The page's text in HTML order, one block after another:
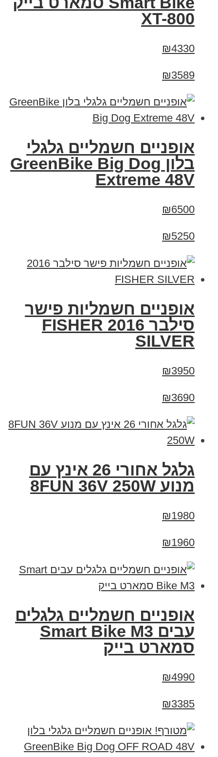
XT-800
₪4330
₪3589
אופניים חשמליים גלגלי
בלון GreenBike Big Dog
Extreme 48V
₪6500
₪5250
אופניים חשמליות פישר
סילבר 2016 FISHER
SILVER
₪3950
₪3690
גלגל אחורי 26 אינץ עם
מנוע 8FUN 36V 250W
₪1980
₪1960
אופניים חשמליים גלגלים
עבים Smart Bike M3
סמארט בייק
₪4990
₪3385